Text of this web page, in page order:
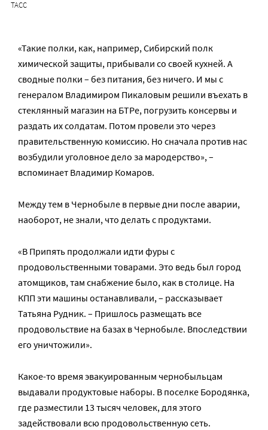
ТАСС
«Такие полки, как, например, Сибирский полк
химической защиты, прибывали со своей кухней. А
сводные полки – без питания, без ничего. И мы с
генералом Владимиром Пикаловым решили въехать в
стеклянный магазин на БТРе, погрузить консервы и
раздать их солдатам. Потом провели это через
правительственную комиссию. Но сначала против нас
возбудили уголовное дело за мародерство», –
вспоминает Владимир Комаров.
Между тем в Чернобыле в первые дни после аварии,
наоборот, не знали, что делать с продуктами.
«В Припять продолжали идти фуры с
продовольственными товарами. Это ведь был город
атомщиков, там снабжение было, как в столице. На
КПП эти машины останавливали, – рассказывает
Татьяна Рудник. – Пришлось размещать все
продовольствие на базах в Чернобыле. Впоследствии
его уничтожили».
Какое-то время эвакуированным чернобыльцам
выдавали продуктовые наборы. В поселке Бородянка,
где разместили 13 тысяч человек, для этого
задействовали всю продовольственную сеть.